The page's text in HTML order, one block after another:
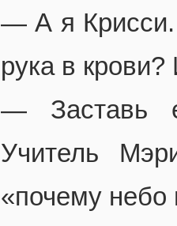
— А я Крисси.
рука в
— Заставь
Учитель
«почему небо